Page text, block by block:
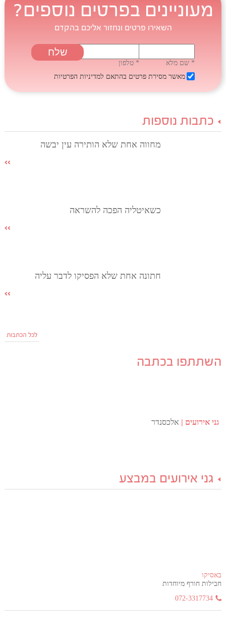
מעוניינים בפרטים נוספים?
השאירו פרטים ונחזור אליכם בהקדם
* שם מלא
* טלפון
מאשר מסירת פרטים בהתאם למדיניות הפרטיות
כתבות נוספות
מחווה אחת שלא הותירה עין יבשה
כשאיטליה הפכה להשראה
חתונה אחת שלא הפסיקו לדבר עליה
לכל הכתבות
השתתפו בכתבה
גני אירועים אלכסנדר
גני אירועים במבצע
באסיקו
חבילות חורף מיוחדות
072-3317734